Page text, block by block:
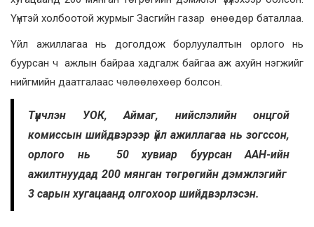
Үүнтэй холбоотой журмыг Засгийн газар өнөөдөр баталлаа.
Үйл ажиллагаа нь доголдож борлуулалтын орлого нь
буурсан ч ажлын байраа хадгалж байгаа аж ахуйн нэгжийг
нийгмийн даатгалаас чөлөөлөхөөр болсон.
Түүнчлэн УОК, Аймаг, нийслэлийн онцгой
комиссын шийдвэрээр үйл ажиллагаа нь зогссон,
орлого нь 50 хувиар буурсан ААН-ийн
ажилтнуудад 200 мянган төгрөгийн дэмжлэгийг
3 сарын хугацаанд олгохоор шийдвэрлэсэн.